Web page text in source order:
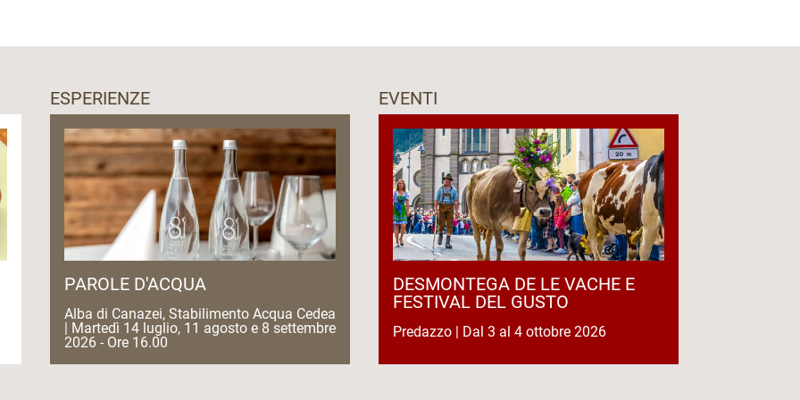
utilizzare il tuo balcone con comodo tavolino e
in casa su richiesta) all’ora desiderata oppure
servito in casa su richiesta
scoperta della nostra azienda agricola tra mucche
ricarica insieme al nostro Alessandro, che ti
la natura
Guest Card
ESPERIENZE
PAROLE D'ACQUA
Alba di Canazei, Stabilimento Acqua Cedea
| Martedì 14 luglio, 11 agosto e 8 settembre
2026 - Ore 16.00
EVENTI
DESMONTEGA DE LE VACHE E
FESTIVAL DEL GUSTO
Predazzo | Dal 3 al 4 ottobre 2026